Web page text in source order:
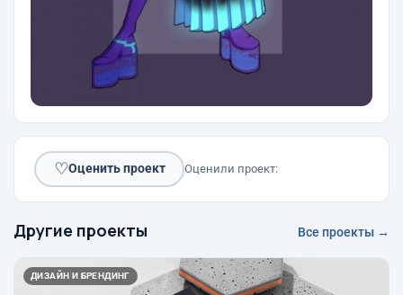
♡Оценить проект Оценили проект:
Другие проекты Все проекты →
ДИЗАЙН И БРЕНДИНГ